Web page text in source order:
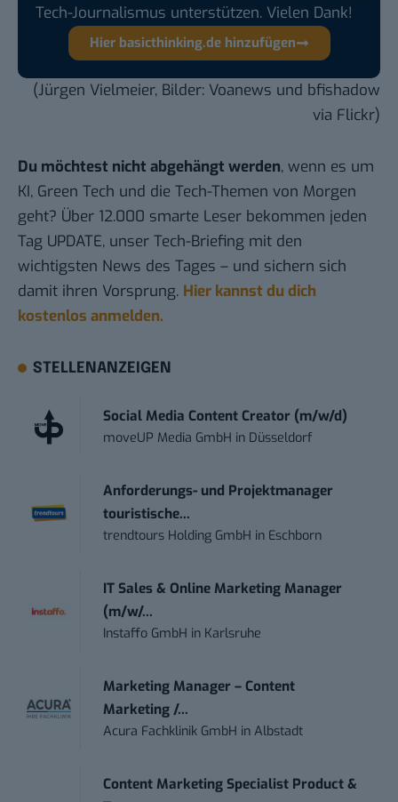
Tech-Journalismus unterstützen. Vielen Dank!
Hier basicthinking.de hinzufügen
(Jürgen Vielmeier, Bilder: Voanews und bfishadow
via Flickr)
Du möchtest nicht abgehängt werden, wenn es um
KI, Green Tech und die Tech-Themen von Morgen
geht? Über 12.000 smarte Leser bekommen jeden
Tag UPDATE, unser Tech-Briefing mit den
wichtigsten News des Tages – und sichern sich
damit ihren Vorsprung. Hier kannst du dich
kostenlos anmelden.
STELLENANZEIGEN
Social Media Content Creator (m/w/d)
moveUP Media GmbH in Düsseldorf
Anforderungs- und Projektmanager
touristische...
trendtours Holding GmbH in Eschborn
IT Sales & Online Marketing Manager
(m/w/...
Instaffo GmbH in Karlsruhe
Marketing Manager – Content
Marketing /...
Acura Fachklinik GmbH inAlbstadt
Content Marketing Specialist Product &